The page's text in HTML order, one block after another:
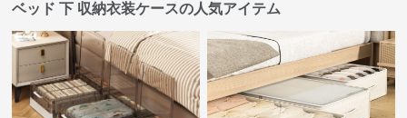
ベッド 下 収納衣装ケースの人気アイテム